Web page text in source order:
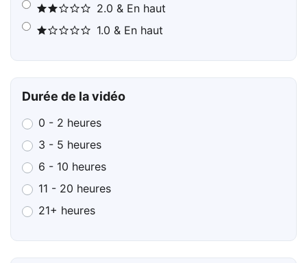
2.0 & En haut
1.0 & En haut
Durée de la vidéo
0 - 2 heures
3 - 5 heures
6 - 10 heures
11 - 20 heures
21+ heures